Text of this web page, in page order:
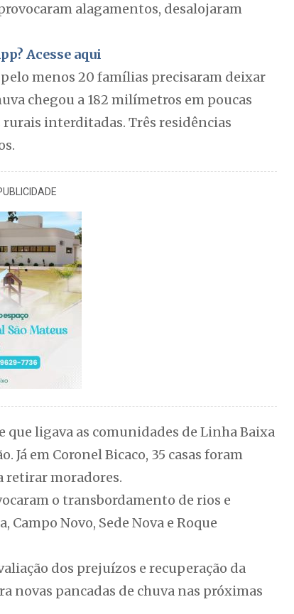
alagamentos, desalojaram
Acesse aqui
menos 20 famílias precisaram deixar
chegou a 182 milímetros em poucas
interditadas. Três residências
ligava as comunidades de Linha Baixa
Já em Coronel Bicaco, 35 casas foram
retirar moradores.
o transbordamento de rios e
Novo, Sede Nova e Roque
dos prejuízos e recuperação da
pancadas de chuva nas próximas